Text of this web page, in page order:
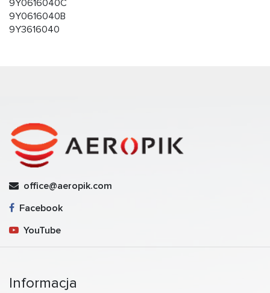
9Y0616040C
9Y0616040B
9Y3616040
office@aeropik.com
Facebook
YouTube
Informacja